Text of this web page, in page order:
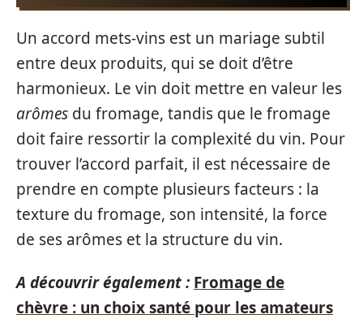
Un accord mets-vins est un mariage subtil
entre deux produits, qui se doit d’être
harmonieux. Le vin doit mettre en valeur les
arômes du fromage, tandis que le fromage
doit faire ressortir la complexité du vin. Pour
trouver l’accord parfait, il est nécessaire de
prendre en compte plusieurs facteurs : la
texture du fromage, son intensité, la force
de ses arômes et la structure du vin.
A découvrir également : Fromage de
chèvre : un choix santé pour les amateurs